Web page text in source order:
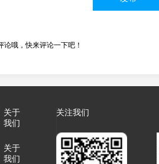
论哦，快来评论一下吧！
关于
我们
关于
我们
关注我们